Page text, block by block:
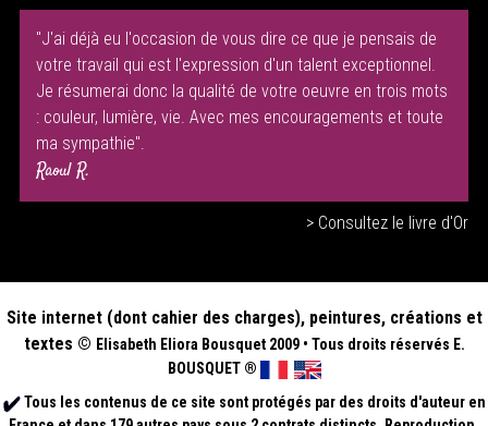
"J'ai déjà eu l'occasion de vous dire ce que je pensais de
votre travail qui est l'expression d'un talent exceptionnel.
Je résumerai donc la qualité de votre oeuvre en trois mots
: couleur, lumière, vie. Avec mes encouragements et toute
ma sympathie".
Raoul R.
> Consultez le livre d'Or
Site internet (dont cahier des charges), peintures, créations et
textes © Elisabeth Eliora Bousquet 2009 • Tous droits réservés E.
BOUSQUET ®
Tous les contenus de ce site sont protégés par des droits d'auteur en